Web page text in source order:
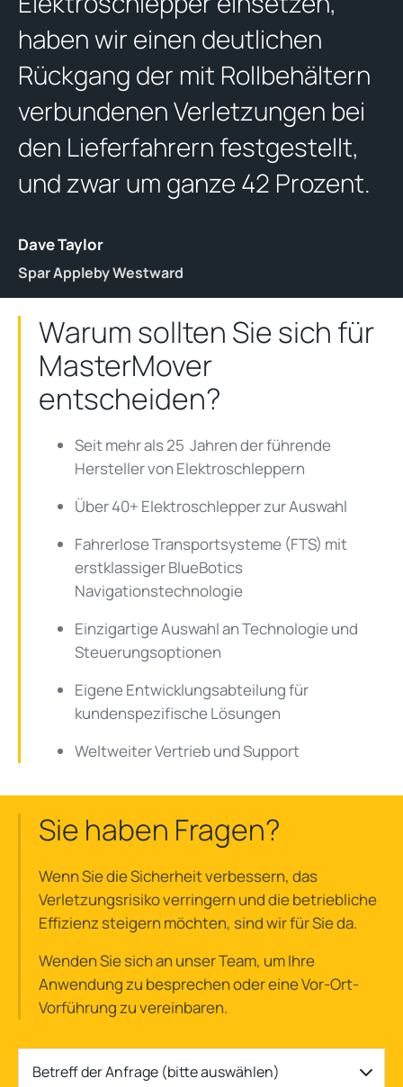
haben wir einen deutlichen
Rückgang der mit Rollbehältern
verbundenen Verletzungen bei
den Lieferfahrern festgestellt,
und zwar um ganze 42 Prozent.
Dave Taylor
Spar Appleby Westward
Warum sollten Sie sich für
MasterMover
entscheiden?
Seit mehr als 25 Jahren der führende
Hersteller von Elektroschleppern
Über 40+ Elektroschlepper zur Auswahl
Fahrerlose Transportsysteme (FTS) mit
erstklassiger BlueBotics
Navigationstechnologie
Einzigartige Auswahl an Technologie und
Steuerungsoptionen
Eigene Entwicklungsabteilung für
kundenspezifische Lösungen
Weltweiter Vertrieb und Support
Sie haben Fragen?
Wenn Sie die Sicherheit verbessern, das
Verletzungsrisiko verringern und die betriebliche
Effizienz steigern möchten, sind wir für Sie da.
Wenden Sie sich an unser Team, um Ihre
Anwendung zu besprechen oder eine Vor-Ort-
Vorführung zu vereinbaren.
Betreff der Anfrage (bitte auswählen)